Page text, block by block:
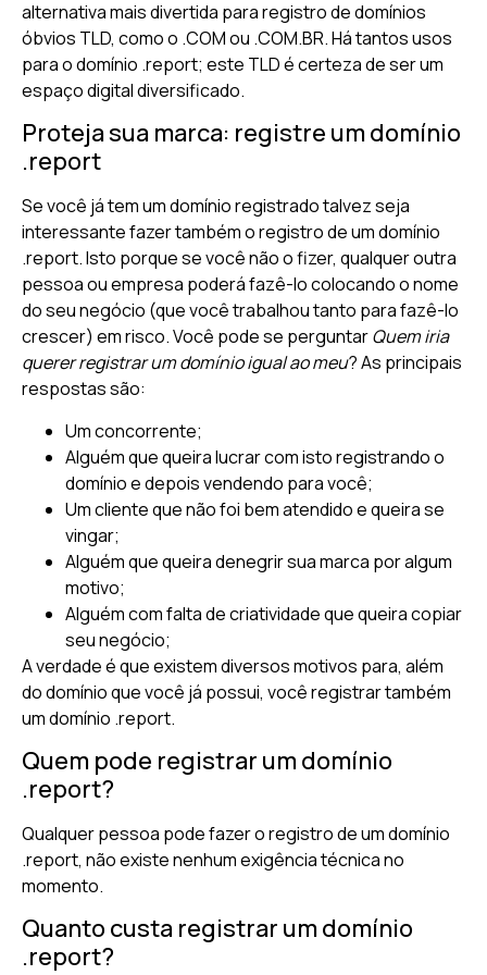
alternativa mais divertida para registro de domínios
óbvios TLD, como o .COM ou .COM.BR. Há tantos usos
para o domínio .report; este TLD é certeza de ser um
espaço digital diversificado.
Proteja sua marca: registre um domínio
.report
Se você já tem um domínio registrado talvez seja
interessante fazer também o registro de um domínio
.report. Isto porque se você não o fizer, qualquer outra
pessoa ou empresa poderá fazê-lo colocando o nome
do seu negócio (que você trabalhou tanto para fazê-lo
crescer) em risco. Você pode se perguntarQuem iria
querer registrar um domínio igual ao meu? As principais
respostas são:
Um concorrente;
Alguém que queira lucrar com isto registrando o
domínio e depois vendendo para você;
Um cliente que não foi bem atendido e queira se
vingar;
Alguém que queira denegrir sua marca por algum
motivo;
Alguém com falta de criatividade que queira copiar
seu negócio;
A verdade é que existem diversos motivos para, além
do domínio que você já possui, você registrar também
um domínio .report.
Quem pode registrar um domínio
.report?
Qualquer pessoa pode fazer o registro de um domínio
.report, não existe nenhum exigência técnica no
momento.
Quanto custa registrar um domínio
.report?